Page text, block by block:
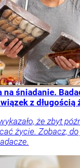
na śniadanie.
z długością
że zbyt
życie. Zobacz,